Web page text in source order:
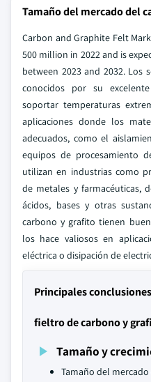
Tamaño del mercado del
Carbon and Graphite Felt
500 million in 2022 and is
between 2023 and 2032. Los
conocidos por su
soportar temperaturas
aplicaciones donde los
adecuados, como el
equipos de procesamiento
utilizan en industrias como
de metales y farmacéuticas,
ácidos, bases y otras
carbono y grafito tienen
los hace valiosos en
eléctrica o disipación de
Principales
fieltro de carbono y
Tamaño y
Tamaño del mercado